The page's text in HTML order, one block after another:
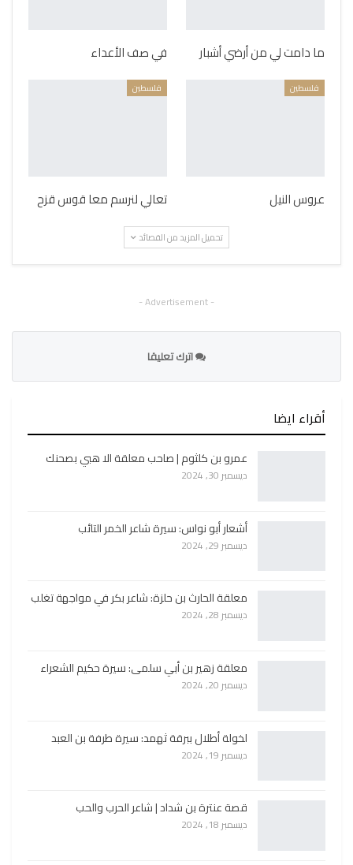
ما دامت لي من أرضي أشبار في صف الأعداء
فلسطين
عروس النيل
فلسطين
تعالي لنرسم معا قوس قزح
تحميل المزيد من القصائد
- Advertisement -
اترك تعليقا
أقراء ايضا
عمرو بن كلثوم | صاحب معلقة الا هبي بصحنك
ديسمبر 30, 2024
أشعار أبو نواس: سيرة شاعر الخمر التائب
ديسمبر 29, 2024
معلقة الحارث بن حلزة: شاعر بكر في مواجهة تغلب
ديسمبر 28, 2024
معلقة زهير بن أبي سلمى: سيرة حكيم الشعراء
ديسمبر 20, 2024
لخولة أطلال ببرقة ثهمد: سيرة طرفة بن العبد
ديسمبر 19, 2024
قصة عنترة بن شداد | شاعر الحرب والحب
ديسمبر 18, 2024